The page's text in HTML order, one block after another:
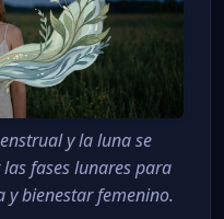
y la luna se
fases lunares para
bienestar femenino.